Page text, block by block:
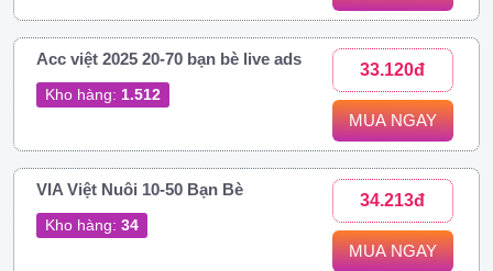
Acc việt 2025 20-70 bạn bè live ads
Kho hàng: 1.512
33.120đ
MUA NGAY
VIA Việt Nuôi 10-50 Bạn Bè
Kho hàng: 34
34.213đ
MUA NGAY